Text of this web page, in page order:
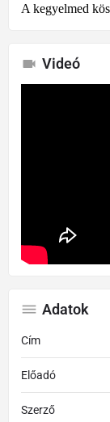
A kegyelmed
Videó
Adatok
Cím
Előadó
Szerző